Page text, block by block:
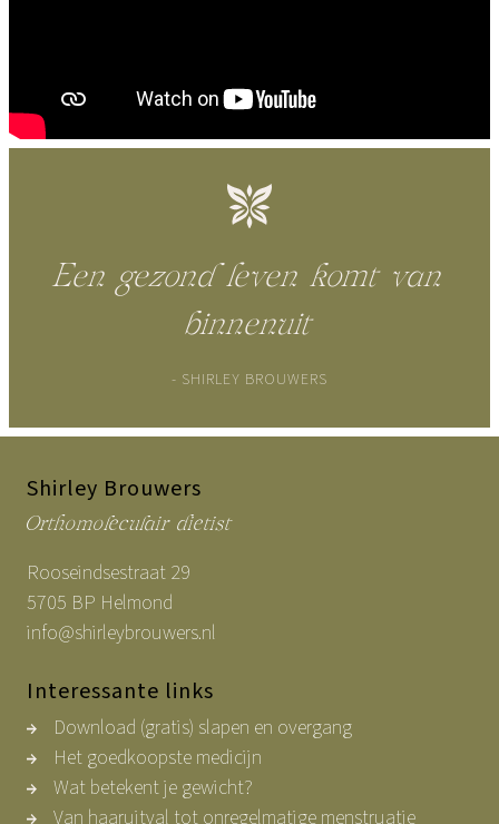
Een gezond leven komt van
binnenuit
- SHIRLEY BROUWERS
Shirley Brouwers
Orthomoleculair dietist
Rooseindsestraat 29
5705 BP Helmond
info@shirleybrouwers.nl
Interessante links
Download (gratis) slapen en overgang
Het goedkoopste medicijn
Wat betekent je gewicht?
Van haaruitval tot onregelmatige menstruatie